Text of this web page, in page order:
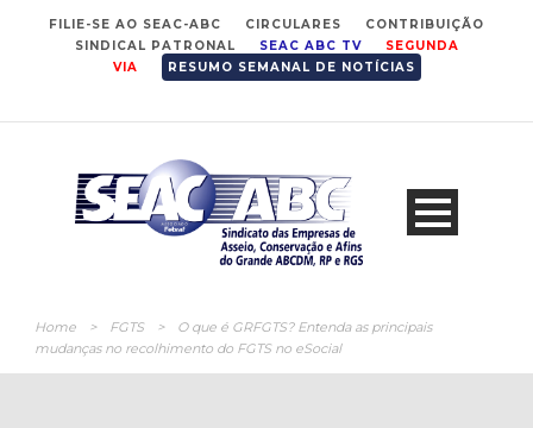
FILIE-SE AO SEAC-ABC CIRCULARES
CONTRIBUIÇÃO
SINDICAL PATRONAL
SEAC ABC TV
SEGUNDA
VIA
RESUMO SEMANAL DE NOTÍCIAS
Home > FGTS >
O que é GRFGTS? Entenda as principais
mudanças no recolhimento do FGTS no eSocial